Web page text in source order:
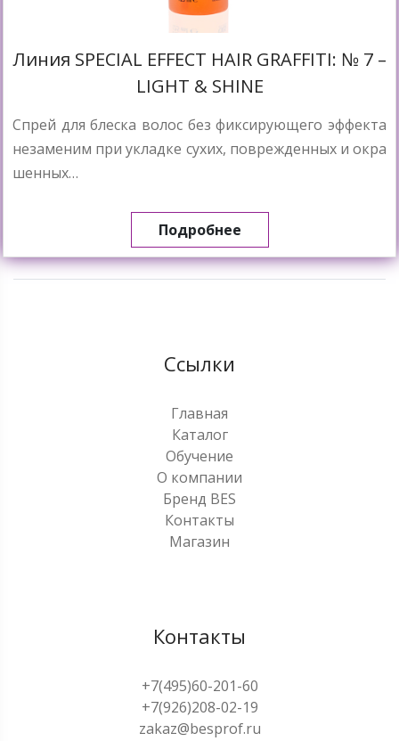
Линия SPECIAL EFFECT HAIR GRAFFITI: № 7 –
LIGHT & SHINE
Спрей для блеска волос без фиксирующего эффекта
незаменим при укладке сухих, поврежденных и окра
шенных…
Подробнее
Ссылки
Главная
Каталог
Обучение
О компании
Бренд BES
Контакты
Магазин
Контакты
+7(495)60-201-60
+7(926)208-02-19
zakaz@besprof.ru